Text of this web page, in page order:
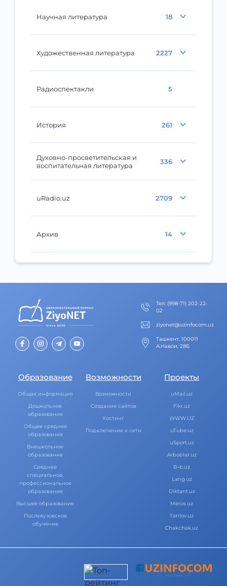
Научная литература 18
Художественная литература 2227
Радиоспектакли 5
История 261
Духовно-просветительская и
воспитательная литература
336
uRadio.uz 2709
Архив 14
Тел: (998-71) 202-22-
02
ziyonet@uzinfocom.uz
Ташкент, 100011
А.Навои, 28Б
Образование
Общая информация
Дошкольное
образование
Общее среднее
образование
Внешкольное
образование
Среднее
специальное,
профессиональное
образование
Высшее образование
Послевузовское
обучение
Возможности
Возможности
Создание сайтов
Хостинг
Подключение к сети
Проекты
uMail.uz
Fikr.uz
WWW.UZ
uTube.uz
uSport.uz
Arboblar.uz
B-b.uz
Lang.uz
Diktant.uz
Meros.uz
Tanlov.uz
Chakchak.uz